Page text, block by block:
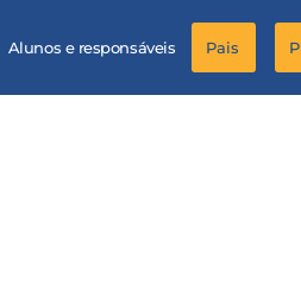
Alunos e responsáveis Pais